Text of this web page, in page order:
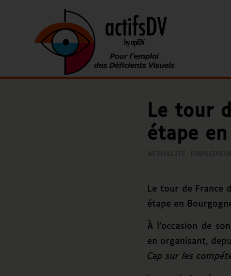
Le tour
étape
Le tour de France
étape en
À l’occasion de
en organisant,
Cap sur les